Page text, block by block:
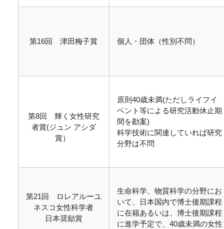
第16回 津田梅子賞 個人・団体（性別不問）
第8回 輝く女性研究
者賞(ジュン アシダ
賞）
原則40歳未満(ただしライフイ
ベント等による研究活動休止期
間を勘案)
科学技術に関連していれば研究
分野は不問
第21回 ロレアルーユ
ネスコ女性科学者
日本奨励賞
生命科学、物質科学の分野にお
いて、日本国内で博士後期課程
に在籍あるいは、博士後期課程
に進学予定で、40歳未満の女性